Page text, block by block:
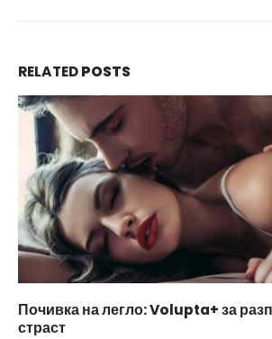
RELATEDPOSTS
Почивка на легло: Volupta+ за
страст